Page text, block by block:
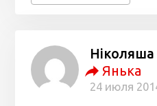
Ніколяша
Янька
24 июля